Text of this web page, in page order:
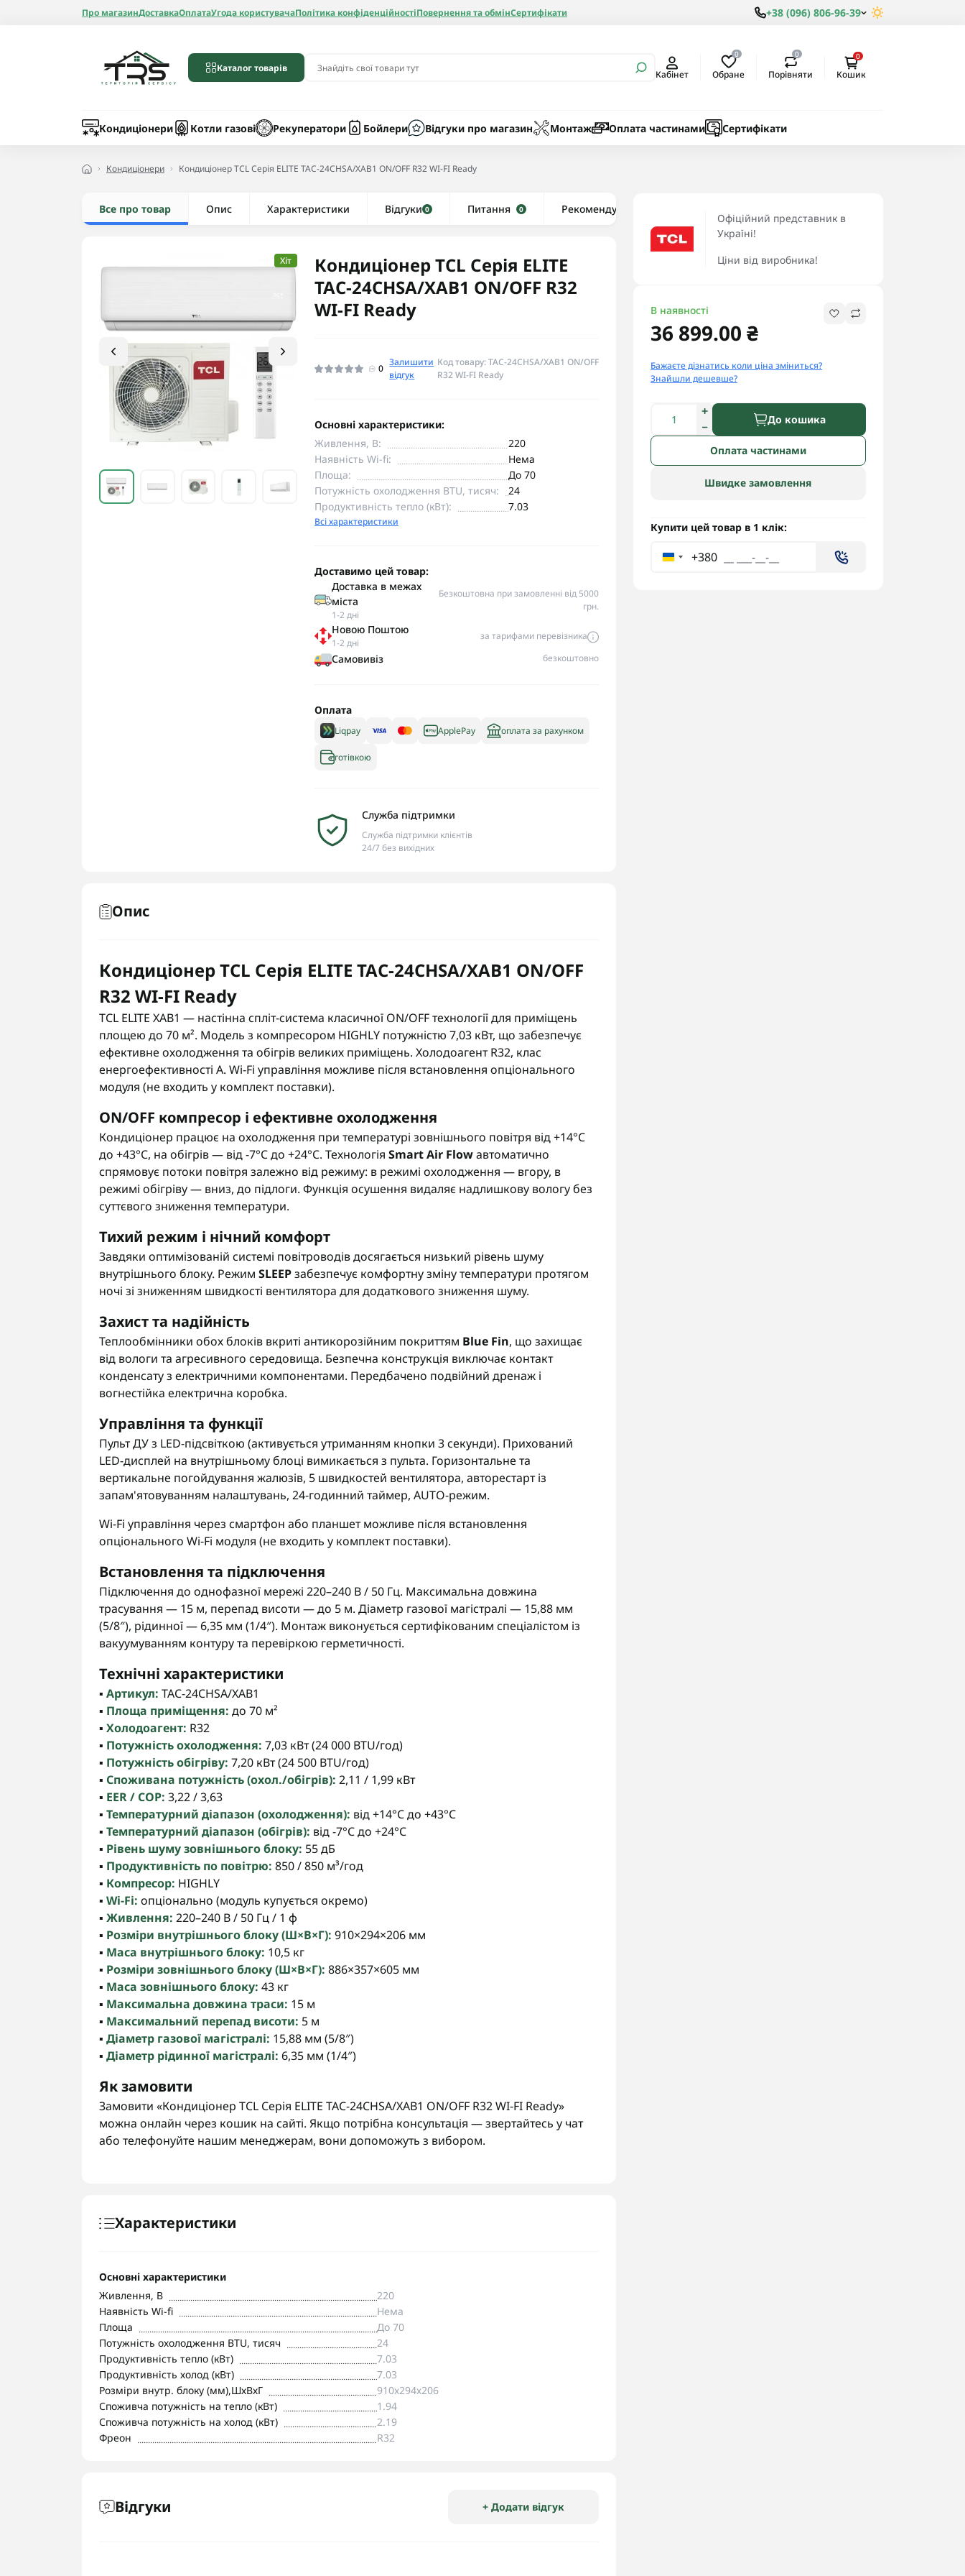
Про магазинДоставкаОплатаУгода користувачаПолітика конфіденційностіПовернення та обмінСертифікати +38 (096) 806-96-39
Каталог товарів
Кабінет
0
Обране
0
Порівняти
0
Кошик
Кондиціонери Котли газові Рекуператори Бойлери Відгуки про магазин Монтаж Оплата частинами Сертифікати
Радіатори алюмінієві
Рушникосушки водяні
Колби
Кондиціонери Кондиціонер TCL Серія ELITE TAC-24CHSA/XAB1 ON/OFF R32 WI-FI Ready
Все про товар Опис Характеристики Відгуки 0 Питання 0 Рекомендуємо
Хіт
Кондиціонер TCL Серія ELITE
TAC-24CHSA/XAB1 ON/OFF R32
WI-FI Ready
0
Залишити
відгук
Код товару: TAC-24CHSA/XAB1 ON/OFF
R32 WI-FI Ready
Офіційний представник в
Україні!
Ціни від виробника!
В наявності
36 899.00 ₴
Бажаєте дізнатись коли ціна зміниться?
Знайшли дешевше?
До кошика
Оплата частинами
Швидке замовлення
Купити цей товар в 1 клік:
+380
Основні характеристики:
Живлення, В:
220
Наявність Wi-fi:
Нема
Площа:
До 70
Потужність охолодження BTU, тисяч:
24
Продуктивність тепло (кВт):
7.03
Всі характеристики
Доставимо цей товар:
Доставка в межах
міста
1-2 дні
Безкоштовна при замовленні від 5000
грн.
Новою Поштою
1-2 дні
за тарифами перевізника
Самовивіз безкоштовно
Оплата
Liqpay ApplePay оплата за рахунком
готівкою
Служба підтримки
Служба підтримки клієнтів
24/7 без вихідних
Опис
Кондиціонер TCL Серія ELITE TAC-24CHSA/XAB1 ON/OFF
R32 WI-FI Ready
TCL ELITE XAB1 — настінна спліт-система класичної ON/OFF технології для приміщень
площею до 70 м². Модель з компресором HIGHLY потужністю 7,03 кВт, що забезпечує
ефективне охолодження та обігрів великих приміщень. Холодоагент R32, клас
енергоефективності A. Wi-Fi управління можливе після встановлення опціонального
модуля (не входить у комплект поставки).
ON/OFF компресор і ефективне охолодження
Кондиціонер працює на охолодження при температурі зовнішнього повітря від +14°C
до +43°C, на обігрів — від -7°C до +24°C. Технологія Smart Air Flowавтоматично
спрямовує потоки повітря залежно від режиму: в режимі охолодження — вгору, в
режимі обігріву — вниз, до підлоги. Функція осушення видаляє надлишкову вологу без
суттєвого зниження температури.
Тихий режим і нічний комфорт
Завдяки оптимізованій системі повітроводів досягається низький рівень шуму
внутрішнього блоку. Режим SLEEPзабезпечує комфортну зміну температури протягом
ночі зі зниженням швидкості вентилятора для додаткового зниження шуму.
Захист та надійність
Теплообмінники обох блоків вкриті антикорозійним покриттям Blue Fin, що захищає
від вологи та агресивного середовища. Безпечна конструкція виключає контакт
конденсату з електричними компонентами. Передбачено подвійний дренаж і
вогнестійка електрична коробка.
Управління та функції
Пульт ДУ з LED-підсвіткою (активується утриманням кнопки 3 секунди). Прихований
LED-дисплей на внутрішньому блоці вимикається з пульта. Горизонтальне та
вертикальне погойдування жалюзів, 5 швидкостей вентилятора, авторестарт із
запам'ятовуванням налаштувань, 24-годинний таймер, AUTO-режим.
Wi-Fi управління через смартфон або планшет можливе після встановлення
опціонального Wi-Fi модуля (не входить у комплект поставки).
Встановлення та підключення
Підключення до однофазної мережі 220–240 В / 50 Гц. Максимальна довжина
трасування — 15 м, перепад висоти — до 5 м. Діаметр газової магістралі — 15,88 мм
(5/8″), рідинної — 6,35 мм (1/4″). Монтаж виконується сертифікованим спеціалістом із
вакуумуванням контуру та перевіркою герметичності.
Технічні характеристики
▪️ Артикул: TAC-24CHSA/XAB1
▪️ Площа приміщення: до 70 м²
▪️ Холодоагент: R32
▪️ Потужність охолодження: 7,03 кВт (24 000 BTU/год)
▪️ Потужність обігріву: 7,20 кВт (24 500 BTU/год)
▪️ Споживана потужність (охол./обігрів): 2,11 / 1,99 кВт
▪️ EER / COP: 3,22 / 3,63
▪️ Температурний діапазон (охолодження): від +14°C до +43°C
▪️ Температурний діапазон (обігрів): від -7°C до +24°C
▪️ Рівень шуму зовнішнього блоку: 55 дБ
▪️ Продуктивність по повітрю: 850 / 850 м³/год
▪️ Компресор: HIGHLY
▪️ Wi-Fi: опціонально (модуль купується окремо)
▪️ Живлення: 220–240 В / 50 Гц / 1 ф
▪️ Розміри внутрішнього блоку (Ш×В×Г): 910×294×206 мм
▪️ Маса внутрішнього блоку: 10,5 кг
▪️ Розміри зовнішнього блоку (Ш×В×Г): 886×357×605 мм
▪️ Маса зовнішнього блоку: 43 кг
▪️ Максимальна довжина траси: 15 м
▪️ Максимальний перепад висоти: 5 м
▪️ Діаметр газової магістралі: 15,88 мм (5/8″)
▪️ Діаметр рідинної магістралі: 6,35 мм (1/4″)
Як замовити
Замовити «Кондиціонер TCL Серія ELITE TAC-24CHSA/XAB1 ON/OFF R32 WI-FI Ready»
можна онлайн через кошик на сайті. Якщо потрібна консультація — звертайтесь у чат
або телефонуйте нашим менеджерам, вони допоможуть з вибором.
Характеристики
Основні характеристики
Живлення, В
220
Наявність Wi-fi
Нема
Площа
До 70
Потужність охолодження BTU, тисяч
24
Продуктивність тепло (кВт)
7.03
Продуктивність холод (кВт)
7.03
Розміри внутр. блоку (мм),ШхВхГ
910х294х206
Споживча потужність на тепло (кВт)
1.94
Споживча потужність на холод (кВт)
2.19
Фреон
R32
Відгуки + Додати відгук